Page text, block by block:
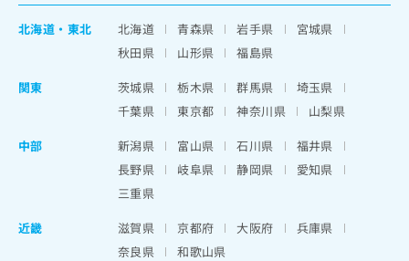
北海道 ・ 東北 北海道 青森県 岩手県
宮城県
秋田県
山形県
福島県
関東
茨城県 栃木県 群馬県
埼玉県
千葉県
東京都 神奈川県
山梨県
中部
新潟県 富山県 石川県
福井県
長野県
岐阜県 静岡県
愛知県
三重県
近畿
滋賀県 京都府 大阪府
兵庫県
奈良県
和歌山県